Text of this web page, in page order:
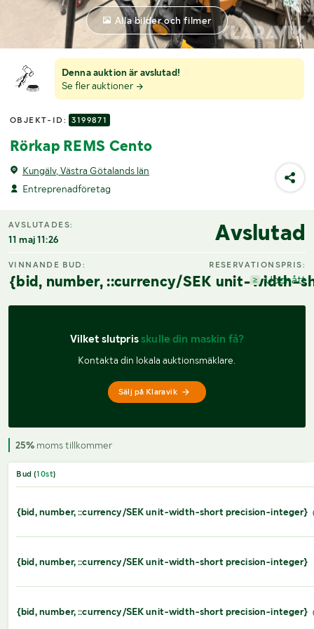
Denna auktion är avslutad!
Se fler auktioner
OBJEKT-ID: 3199871
Rörkap REMS Cento
Kungälv, Västra Götalands län
Entreprenadföretag
Alla bilder och filmer
AVSLUTADES:
11 maj 11:26 Avslutad
VINNANDE BUD:
{bid, number, ::currency/SEK unit-width-
RESERVATIONSPRIS:
Uppnått
Vilket slutpris skulle din maskin få?
Kontakta din lokala auktionsmäklare.
Sälj på Klaravik
25% moms tillkommer
Bud (10st)
{bid, number, ::currency/SEK unit-width-short precision-integer}
{bid, number, ::currency/SEK unit-width-short precision-integer}
{bid, number, ::currency/SEK unit-width-short precision-integer}